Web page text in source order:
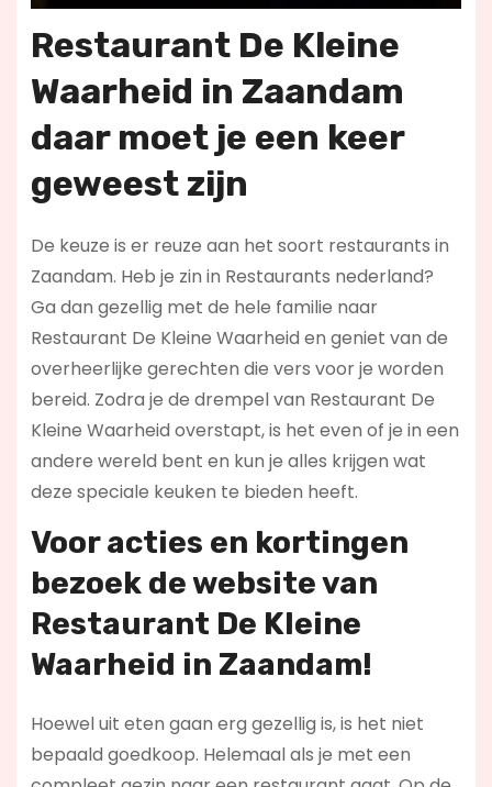
Restaurant De Kleine
Waarheid in Zaandam
daar moet je een keer
geweest zijn
De keuze is er reuze aan het soort restaurants in
Zaandam. Heb je zin in Restaurants nederland?
Ga dan gezellig met de hele familie naar
Restaurant De Kleine Waarheid en geniet van de
overheerlijke gerechten die vers voor je worden
bereid. Zodra je de drempel van Restaurant De
Kleine Waarheid overstapt, is het even of je in een
andere wereld bent en kun je alles krijgen wat
deze speciale keuken te bieden heeft.
Voor acties en kortingen
bezoek de website van
Restaurant De Kleine
Waarheid in Zaandam!
Hoewel uit eten gaan erg gezellig is, is het niet
bepaald goedkoop. Helemaal als je met een